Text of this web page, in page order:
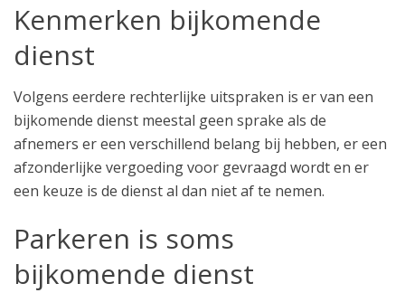
Kenmerken bijkomende
dienst
Volgens eerdere rechterlijke uitspraken is er van een
bijkomende dienst meestal geen sprake als de
afnemers er een verschillend belang bij hebben, er een
afzonderlijke vergoeding voor gevraagd wordt en er
een keuze is de dienst al dan niet af te nemen.
Parkeren is soms
bijkomende dienst